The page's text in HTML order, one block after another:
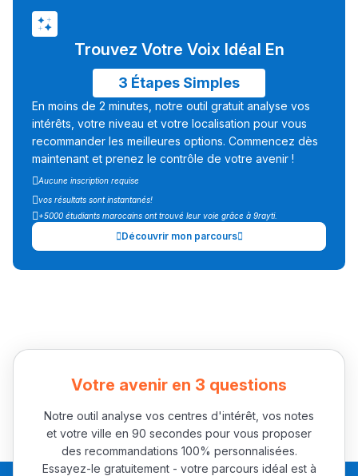
التّطوّعي، التّشبيك و
أشياء أخرى مع مامودو
بطلة المغرب فالقفز
الطولي، ملاك البردع
كتحكي على تجربتها
Trouvez Votre Voix Idéal En
3 Étapes Simples
En moins de 2 minutes, notre outil gratuit analyse vos
intérêts, votre niveau et votre localisation pour vous
recommander les meilleures options. Commencez dès
maintenant et prenez le contrôle de votre avenir !
Aucune inscription requise
vos résultats sont instantanés!
+5000 étudiants marocains ont trouvé leur voie grâce à 9rayti.
Découvrir mon parcours
Votre avenir en 3 questions
Notre outil analyse vos centres d'intérêt, vos notes
et votre ville en 90 secondes pour vous proposer
des recommandations 100% personnalisées.
Essayez-le gratuitement - votre parcours idéal est à